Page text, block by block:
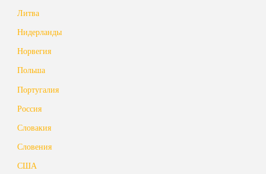
Литва
Нидерланды
Норвегия
Польша
Португалия
Россия
Словакия
Словения
США